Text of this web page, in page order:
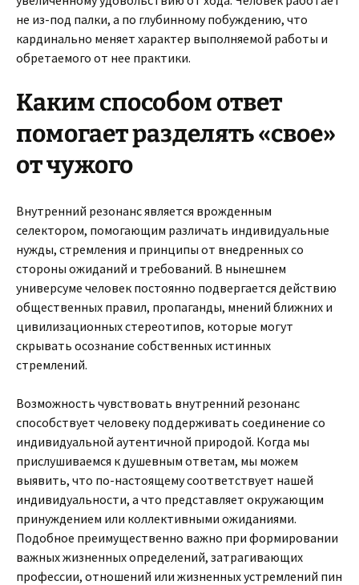
не из-под палки, а по глубинному побуждению, что
кардинально меняет характер выполняемой работы и
обретаемого от нее практики.
Каким способом ответ
помогает разделять «свое»
от чужого
Внутренний резонанс является врожденным
селектором, помогающим различать индивидуальные
нужды, стремления и принципы от внедренных со
стороны ожиданий и требований. В нынешнем
универсуме человек постоянно подвергается действию
общественных правил, пропаганды, мнений ближних и
цивилизационных стереотипов, которые могут
скрывать осознание собственных истинных
стремлений.
Возможность чувствовать внутренний резонанс
способствует человеку поддерживать соединение со
индивидуальной аутентичной природой. Когда мы
прислушиваемся к душевным ответам, мы можем
выявить, что по-настоящему соответствует нашей
индивидуальности, а что представляет окружающим
принуждением или коллективными ожиданиями.
Подобное преимущественно важно при формировании
важных жизненных определений, затрагивающих
профессии, отношений или жизненных устремлений пин